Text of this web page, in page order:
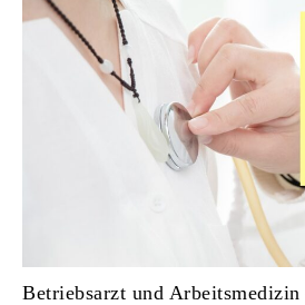
Betriebsarzt und